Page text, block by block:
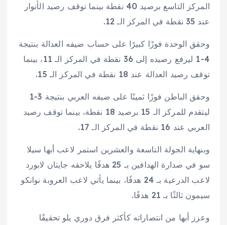
المركز التاسع برصيد 40 نقطة بينما توقف رصيد الأنوار
عند 35 نقطة في المركز الـ 12.
وحقق الوحدة فوزًا كبيرًا على حساب ضيفه العدالة بنتيجة
4-1 ليرفع رصيده إلى 36 نقطة في المركز الـ 11، بينما
توقف رصيد العدالة عند 18 نقطة في المركز الـ 15.
وحقق الباطن فوزًا ثمينًا على ضيفه العربي بنتيجة 3-1
ليتقدم للمركز الـ 15 برصيد 18 نقطة، بينما توقف رصيد
العربي عند 16 نقطة في المركز الـ 17.
وبنهاية الجولة التاسعة والعشرين استمر لاعب أبها سيلا
سو في صدارة الهدافين بـ 25 هدفًا يلاحقه جايتان لابورد
لاعب الدرعية بـ 24 هدفًا، بينما يأتي لاعب العروبة نوانكو
سيمون ثالثًا بـ 21 هدفًا.
وعزز أبها من انتصاراته كأكثر فرق دوري يلو تحقيقًا